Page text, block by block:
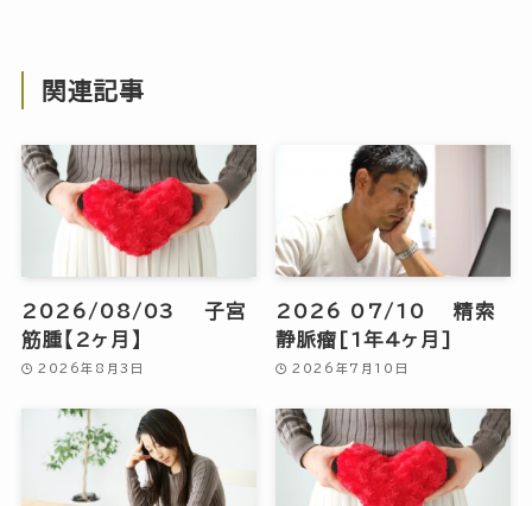
関連記事
2026/08/03 子宮
筋腫【2ヶ月】
2026年8月3日
2026 07/10 精索
静脈瘤[1年4ヶ月]
2026年7月10日